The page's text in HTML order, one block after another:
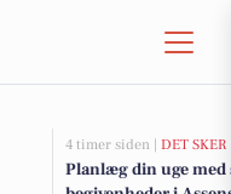
4 timer siden | DET SKER
Planlæg din uge